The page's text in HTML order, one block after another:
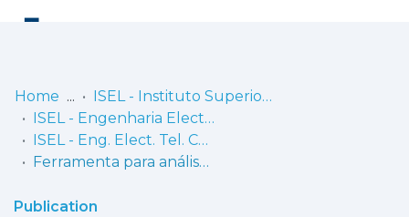
Communities
& Collections
Home
ISEL - Instituto Superior de Engenharia de Lisboa
ISEL - Engenharia Electrónica, Telecomunicações e Computadores
ISEL - Eng. Elect. Tel. Comp. - Dissertações de Mestrado
Ferramenta para análise de implementação de redes de acesso
Publication